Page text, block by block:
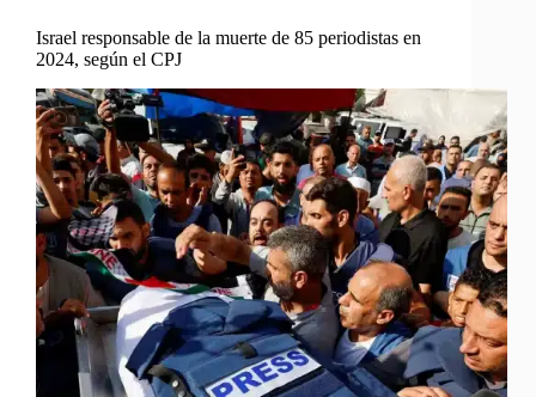
Israel responsable de la muerte de 85 periodistas en
2024, según el CPJ